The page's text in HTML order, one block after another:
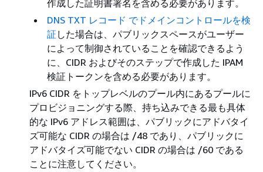
作成した証明書署名を含める必要があります。
DNS TXT レコード でドメインコントロールを検
証 した場合は、パブリックスペースがユーザー
によって制御されていることを確認できるよう
に、CIDR およびそのステップで作成した IPAM
検証トークンを含める必要があります。
IPv6 CIDR をトップレベルのプール内にあるプールに
プロビジョニングする際、持ち込みできる最も具体
的な IPv6 アドレス範囲は、パブリックにアドバタイ
ズ可能な CIDR の場合は /48 であり、パブリックに
アドバタイズ可能でない CIDR の場合は /60 である
ことに注意してください。